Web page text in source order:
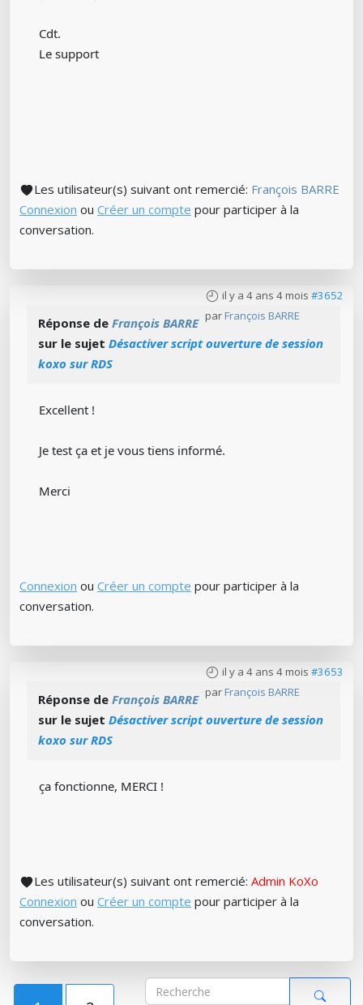
Cdt.
Le support
Les utilisateur(s) suivant ont remercié: François BARRE
Connexion ou Créer un compte pour participer à la
conversation.
il y a 4 ans 4 mois #3652
par François BARRE
Réponse de François BARRE
sur le sujet Désactiver script ouverture de session
koxo sur RDS
Excellent !
Je test ça et je vous tiens informé.
Merci
Connexion ou Créer un compte pour participer à la
conversation.
il y a 4 ans 4 mois #3653
par François BARRE
Réponse de François BARRE
sur le sujet Désactiver script ouverture de session
koxo sur RDS
ça fonctionne, MERCI !
Les utilisateur(s) suivant ont remercié: Admin KoXo
Connexion ou Créer un compte pour participer à la
conversation.